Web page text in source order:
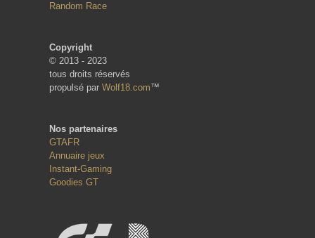
Random Race
Copyright
© 2013 - 2023
tous droits réservés
propulsé par Wolf18.com™
Nos partenaires
GTAFR
Annuaire jeux
Instant-Gaming
Goodies GT